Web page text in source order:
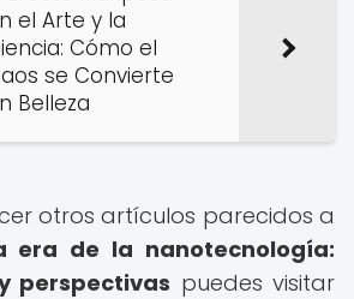
el Arte y la
Cómo el
se Convierte
Belleza
otros artículos parecidos a
era de la nanotecnología:
perspectivas puedes visitar